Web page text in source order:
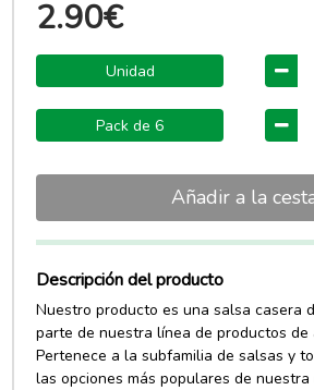
2.90€
Unidad
Pack de 6
Añadir a la
Descripción del producto
Nuestro producto es una salsa casera
parte de nuestra línea de productos de
Pertenece a la subfamilia de salsas y
las opciones más populares de nuestra